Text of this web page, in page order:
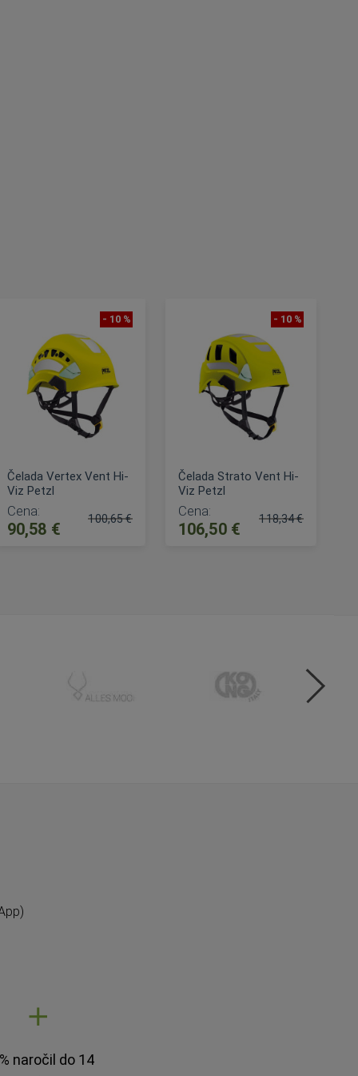
- 10 %
Čelada Vertex Vent Hi-
Viz Petzl
Cena:
90,58 €
100,65 €
- 10 %
Čelada Strato Vent Hi-
Viz Petzl
Cena:
106,50 €
118,34 €
naročil do 14